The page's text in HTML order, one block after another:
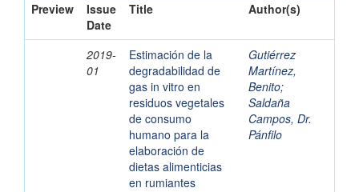
Preview
Issue
Date
Title Author(s)
2019-
01
Estimación de la
degradabilidad de
gas in vitro en
residuos vegetales
de consumo
humano para la
elaboración de
dietas alimenticias
en rumiantes
Gutiérrez
Martínez,
Benito;
Saldaña
Campos, Dr.
Pánfilo